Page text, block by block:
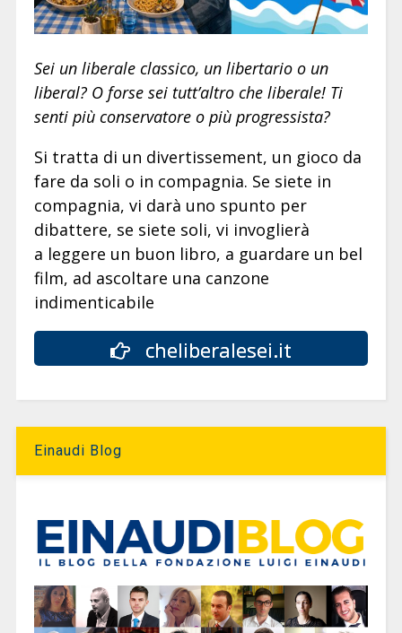
Sei un liberale classico, un libertario o un
liberal? O forse sei tutt’altro che liberale! Ti
senti più conservatore o più progressista?
Si tratta di un divertissement, un gioco da
fare da soli o in compagnia. Se siete in
compagnia, vi darà uno spunto per
dibattere, se siete soli, vi invoglierà
a leggere un buon libro, a guardare un bel
film, ad ascoltare una canzone
indimenticabile
cheliberalesei.it
Einaudi Blog